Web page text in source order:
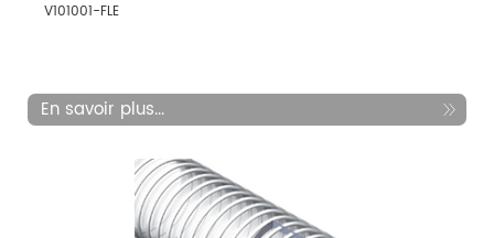
V101001-FLE
En savoir plus...